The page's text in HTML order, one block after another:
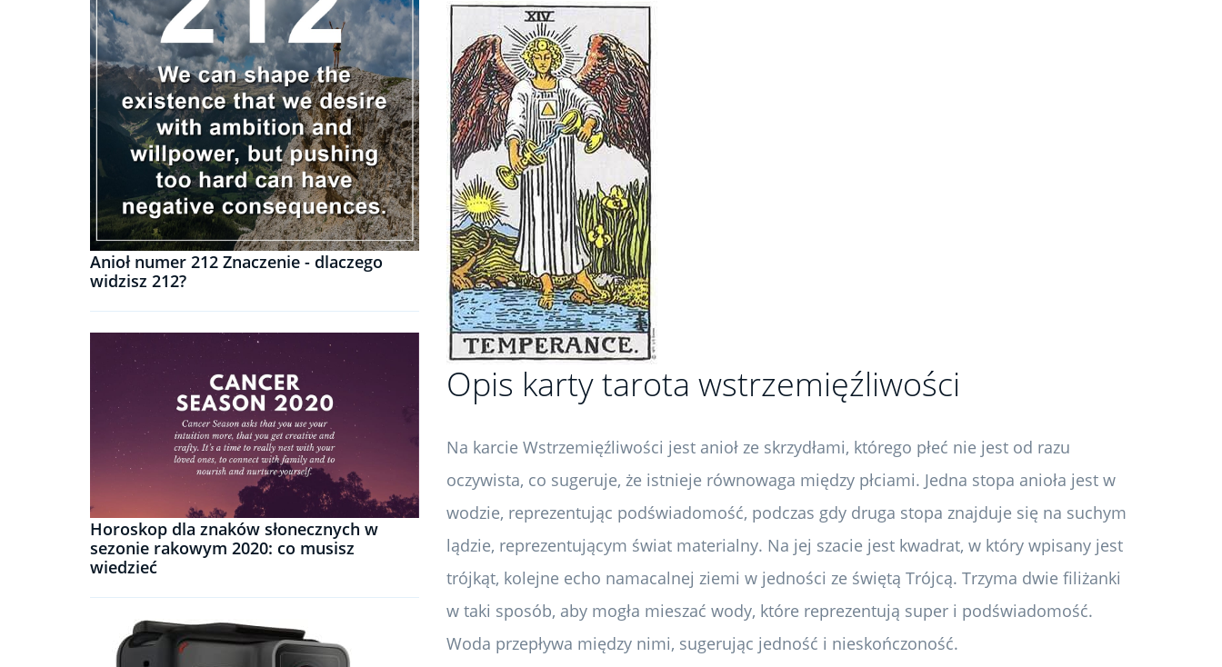
Anioł numer 212 Znaczenie - dlaczego
widzisz 212?
Horoskop dla znaków słonecznych w
sezonie rakowym 2020: co musisz
wiedzieć
Opis karty tarota wstrzemięźliwości
Na karcie Wstrzemięźliwości jest anioł ze skrzydłami, którego płeć nie jest od razu
oczywista, co sugeruje, że istnieje równowaga między płciami. Jedna stopa anioła jest w
wodzie, reprezentując podświadomość, podczas gdy druga stopa znajduje się na suchym
lądzie, reprezentującym świat materialny. Na jej szacie jest kwadrat, w który wpisany jest
trójkąt, kolejne echo namacalnej ziemi w jedności ze świętą Trójcą. Trzyma dwie filiżanki
w taki sposób, aby mogła mieszać wody, które reprezentują super i podświadomość.
Woda przepływa między nimi, sugerując jedność i nieskończoność.